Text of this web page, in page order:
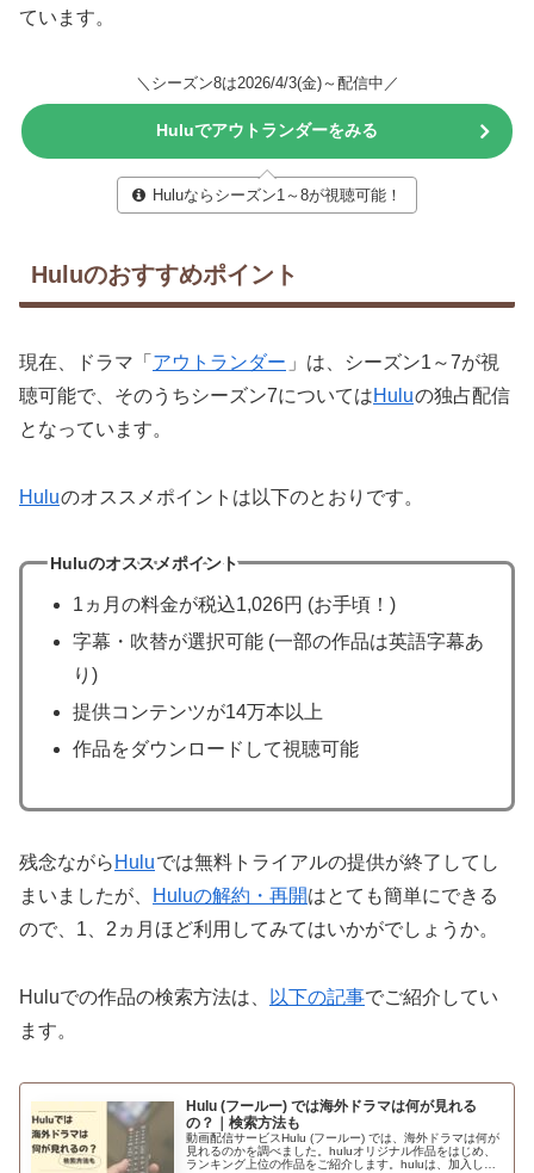
ています。
＼シーズン8は2026/4/3(金)～配信中／
Huluでアウトランダーをみる
Huluならシーズン1～8が視聴可能！
Huluのおすすめポイント
現在、ドラマ「 アウトランダー 」は、シーズン1～7が視
聴可能で、そのうちシーズン7についてはHuluの独占配信
となっています。
Huluのオススメポイントは以下のとおりです。
Huluのオススメポイント
1ヵ月の料金が税込1,026円 (お手頃！)
字幕・吹替が選択可能 (一部の作品は英語字幕あ
り)
提供コンテンツが14万本以上
作品をダウンロードして視聴可能
残念ながら Huluでは無料トライアルの提供が終了してし
まいましたが、
Huluの解約・再開はとても簡単にできる
ので、1、2ヵ月ほど利用してみてはいかがでしょうか。
Huluでの作品の検索方法は、 以下の記事でご紹介してい
ます。
Hulu (フールー) では海外ドラマは何が見れる
の？｜検索方法も
動画配信サービスHulu (フールー) では、海外ドラマは何が
見れるのかを調べました。huluオリジナル作品をはじめ、
ランキング上位の作品をご紹介します。huluは、加入して